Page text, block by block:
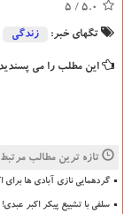
5.0
/ 5
تگهای خبر: زندگی
این مطلب را می
تازه ترین مطالب مرتبط
گردهمایی نازی آبادی ها
سلفی با تشییع پیکر اکبر عبدی!